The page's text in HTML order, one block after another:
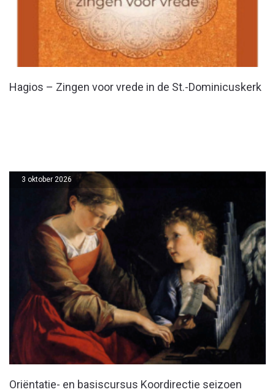
Hagios – Zingen voor vrede in de St.-Dominicuskerk
Oriëntatie- en basiscursus Koordirectie seizoen
3 oktober 2026